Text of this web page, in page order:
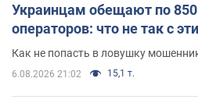
Украинцам обещают по
операторов: что не так с
Как не попасть в ловушку
6.08.2026 21:02 15,1 т.